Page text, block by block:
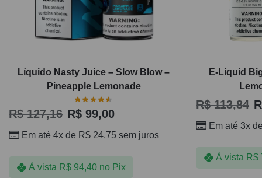
Líquido Nasty Juice – Slow Blow –
Pineapple Lemonade
R$127,16 R$ 99,00
Em até 4x de R$ 24,75 sem juros
À vista R$94,40 no Pix
E-Liquid
R$113,84
Em até 3x
À vista R$